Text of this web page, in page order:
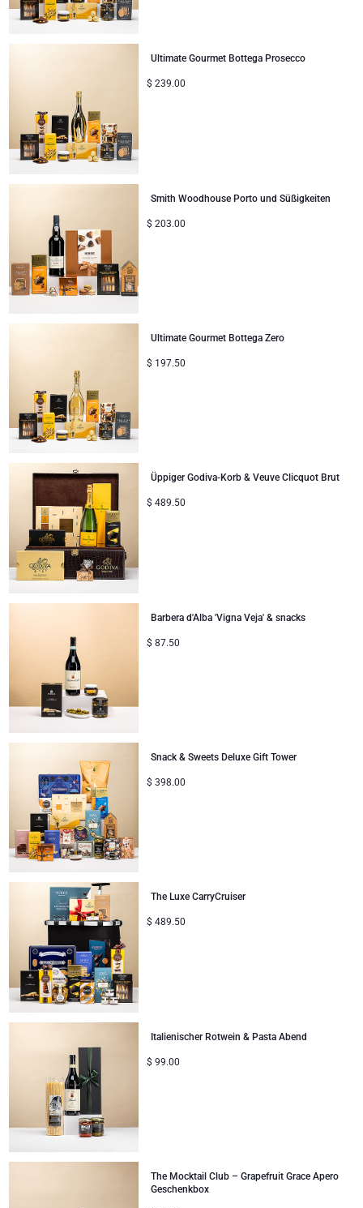
Ultimate Gourmet Bottega Prosecco
$ 239.00
Smith Woodhouse Porto und Süßigkeiten
$ 203.00
Ultimate Gourmet Bottega Zero
$ 197.50
Üppiger Godiva-Korb & Veuve Clicquot Brut
$ 489.50
Barbera d'Alba 'Vigna Veja' & snacks
$ 87.50
Snack & Sweets Deluxe Gift Tower
$ 398.00
The Luxe CarryCruiser
$ 489.50
Italienischer Rotwein & Pasta Abend
$ 99.00
The Mocktail Club – Grapefruit Grace Apero
Geschenkbox